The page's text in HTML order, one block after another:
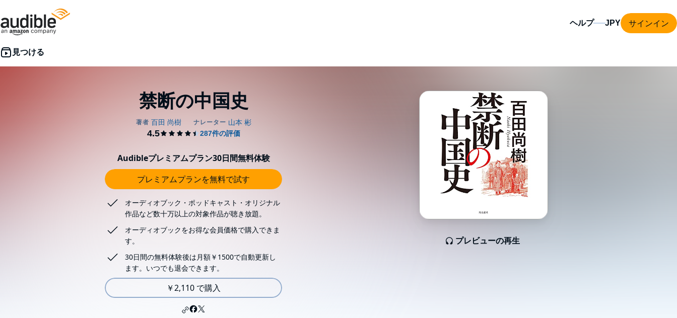
ヘルプ サインイン
禁断の中国史
プレビューの再生
Audibleプレミアムプラン30日間無料体験
プレミアムプランを無料で試す
オーディオブック・ポッドキャスト・オリジナル
作品など数十万以上の対象作品が聴き放題。
オーディオブックをお得な会員価格で購入できま
す。
30日間の無料体験後は月額￥1500で自動更新し
ます。いつでも退会できます。
￥2,110 で購入